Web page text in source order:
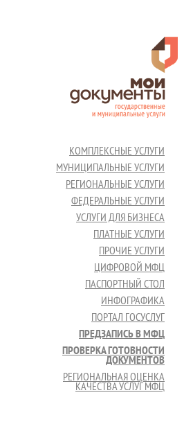
КОМПЛЕКСНЫЕ УСЛУГИ
МУНИЦИПАЛЬНЫЕ УСЛУГИ
РЕГИОНАЛЬНЫЕ УСЛУГИ
ФЕДЕРАЛЬНЫЕ УСЛУГИ
УСЛУГИ ДЛЯ БИЗНЕСА
ПЛАТНЫЕ УСЛУГИ
ПРОЧИЕ УСЛУГИ
ЦИФРОВОЙ МФЦ
ПАСПОРТНЫЙ СТОЛ
ИНФОГРАФИКА
ПОРТАЛ ГОСУСЛУГ
ПРЕДЗАПИСЬ В МФЦ
ПРОВЕРКА ГОТОВНОСТИ
ДОКУМЕНТОВ
РЕГИОНАЛЬНАЯ ОЦЕНКА
КАЧЕСТВА УСЛУГ МФЦ